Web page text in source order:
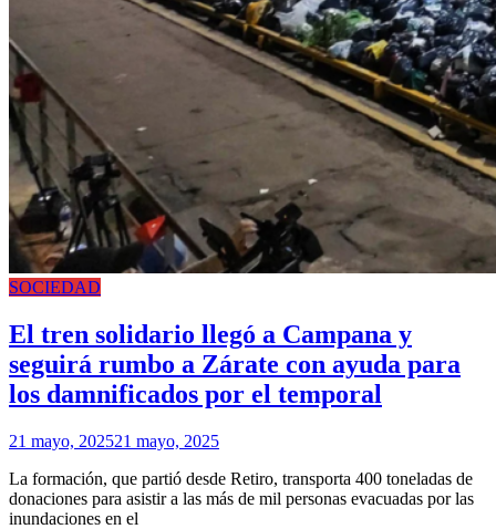
SOCIEDAD
El tren solidario llegó a Campana y
seguirá rumbo a Zárate con ayuda para
los damnificados por el temporal
21 mayo, 202521 mayo, 2025
La formación, que partió desde Retiro, transporta 400 toneladas de
donaciones para asistir a las más de mil personas evacuadas por las
inundaciones en el